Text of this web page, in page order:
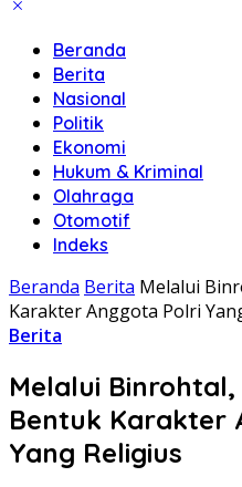
Beranda
Berita
Nasional
Politik
Ekonomi
Hukum & Kriminal
Olahraga
Otomotif
Indeks
Beranda Berita Melalui
Karakter Anggota Polri
Berita
Melalui
Bentuk Karakter
Yang Religius